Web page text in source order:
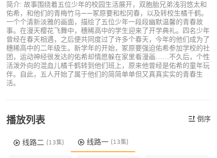
简介: 故事围绕着五位少年的校园生活展开，双胞胎兄弟浅羽悠太和
佑希，和他们的青梅竹马——冢原要和松冈春，以及转校生橘千鹤。
一个个清新淡雅的画面，描绘了五位少年一段段幽默温馨的青春故
事。在漫天樱花飞舞中，穗稀高中的学生迎来了开学典礼。四名少年
曾经在春天相遇，之后便共同度过了许多个春天，今年的他们成为了
穗稀高中的二年级生。新学年的开始，冢原要强迫佑希参加学校的社
团，运动神经很发达的佑希却情愿躲在家里看漫画……不久后，个性
活泼外向的混血儿橘千鹤转到他们班上，原来他曾经是佑希的童年玩
伴。自此，五人开始了属于他们的简简单单但又真真实实的青春生
活。
播放列表 倒序
线路二 (13集) 线路一 (13集)